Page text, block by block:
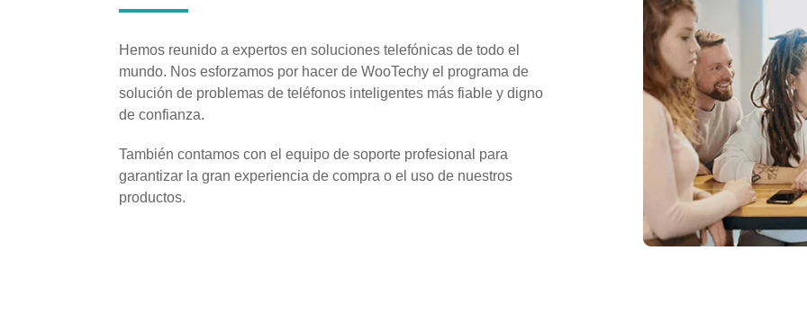
Hemos reunido a expertos en soluciones telefónicas de todo el
mundo. Nos esforzamos por hacer de WooTechy el programa de
solución de problemas de teléfonos inteligentes más fiable y digno
de confianza.
También contamos con el equipo de soporte profesional para
garantizar la gran experiencia de compra o el uso de nuestros
productos.